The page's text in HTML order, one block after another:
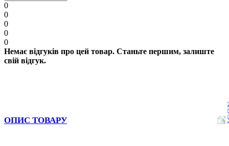
0
0
0
0
0
Немає відгуків про цей товар. Станьте першим, залиште
свій відгук.
ОПИС ТОВАРУ